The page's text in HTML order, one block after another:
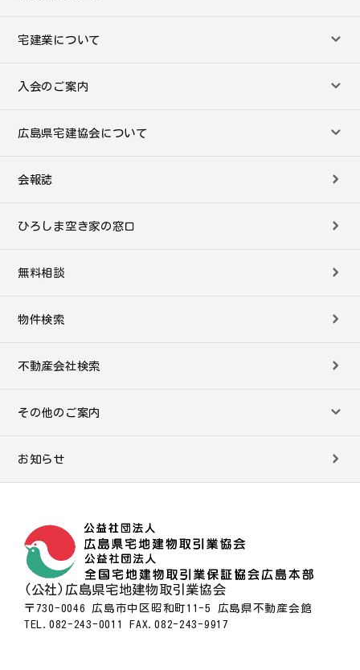
宅建業について
入会のご案内
広島県宅建協会について
会報誌
ひろしま空き家の窓口
無料相談
物件検索
不動産会社検索
その他のご案内
お知らせ
(公社)広島県宅地建物取引業協会
〒730-0046 広島市中区昭和町11-5 広島県不動産会館
TEL.082-243-0011 FAX.082-243-9917